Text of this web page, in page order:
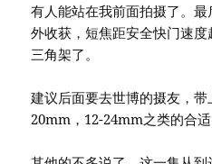
有人能站在我前面拍摄了。
外收获，短焦距安全快门速
三角架了。
建议后面要去世博的摄友，
20mm，12-24mm之类的合适